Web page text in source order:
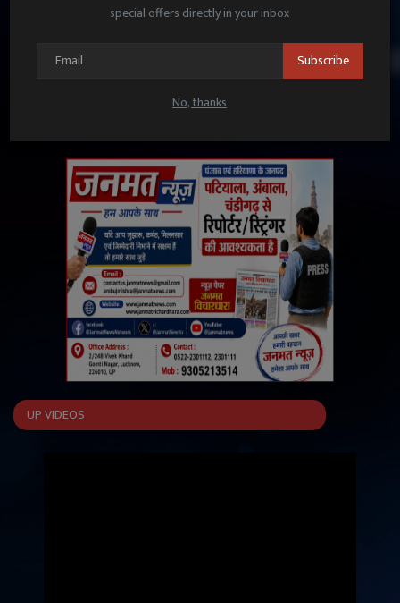
special offers directly in your inbox
Subscribe
No, thanks
पंजाब यूनिवर्सिटी में छात्रों के बीच हिंसक झड़प, पुलिस भी नहीं
रोक पाई
UP VIDEOS